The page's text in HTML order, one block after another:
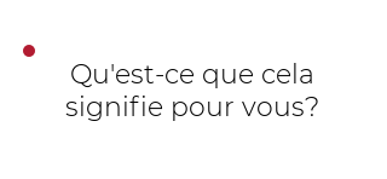
Qu'est-ce que cela
signifie pour vous?